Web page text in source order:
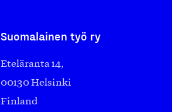
Suomalainen työ ry
Eteläranta 14,
00130 Helsinki
Finland